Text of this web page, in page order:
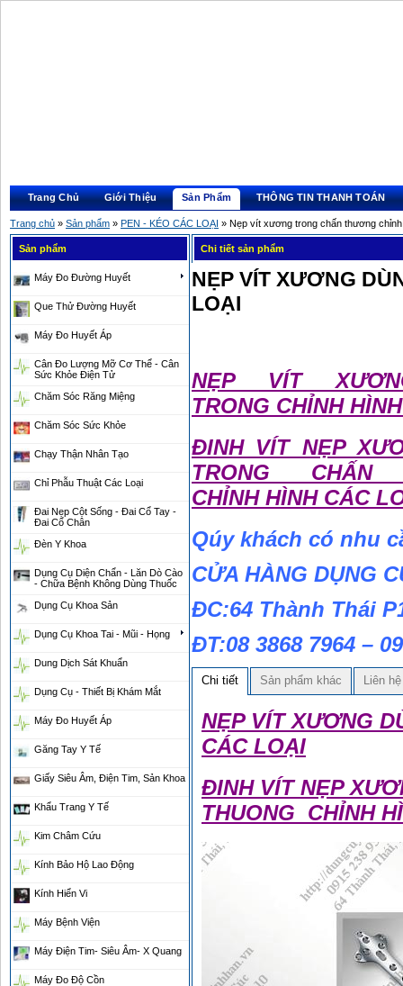
Trang Chủ Giới Thiệu Sản Phẩm THÔNG TIN THANH TOÁN
Trang chủ » Sản phẩm » PEN - KÉO CÁC LOẠI » Nẹp vít xương trong chấn thương
Chi tiết sản phẩm
NẸP VÍT XƯƠNG
LOẠI
NẸP VÍT
TRONG CHỈNH
ĐINH VÍT NẸP
TRONG CHẤN
CHỈNH HÌNH CÁC
Qúy khách có nhu
CỬA HÀNG DỤNG
ĐC:64 Thành Thái
ĐT:08 3868 7964 –
Chi tiết Sản phẩm khác Liên hệ
NẸP VÍT XƯƠNG
CÁC LOẠI
ĐINH VÍT NẸP
THUONG CHỈNH
Sản phẩm
Máy Đo Đường Huyết
Que Thử Đường Huyết
Máy Đo Huyết Áp
Cân Đo Lượng Mỡ Cơ Thể - Cân
Sức Khỏe Điện Tử
Chăm Sóc Răng Miệng
Chăm Sóc Sức Khỏe
Chạy Thận Nhân Tạo
Chỉ Phẫu Thuật Các Loại
Đai Nẹp Cột Sống - Đai Cổ Tay -
Đai Cổ Chân
Đèn Y Khoa
Dụng Cụ Diện Chẩn - Lăn Dò Cào
- Chữa Bệnh Không Dùng Thuốc
Dụng Cụ Khoa Sản
Dụng Cụ Khoa Tai - Mũi - Họng
Dung Dịch Sát Khuẩn
Dụng Cụ - Thiết Bị Khám Mắt
Máy Đo Huyết Áp
Găng Tay Y Tế
Giấy Siêu Âm, Điện Tim, Sản Khoa
Khẩu Trang Y Tế
Kim Châm Cứu
Kính Bảo Hộ Lao Động
Kính Hiển Vi
Máy Bệnh Viện
Máy Điện Tim- Siêu Âm- X Quang
Máy Đo Độ Cồn